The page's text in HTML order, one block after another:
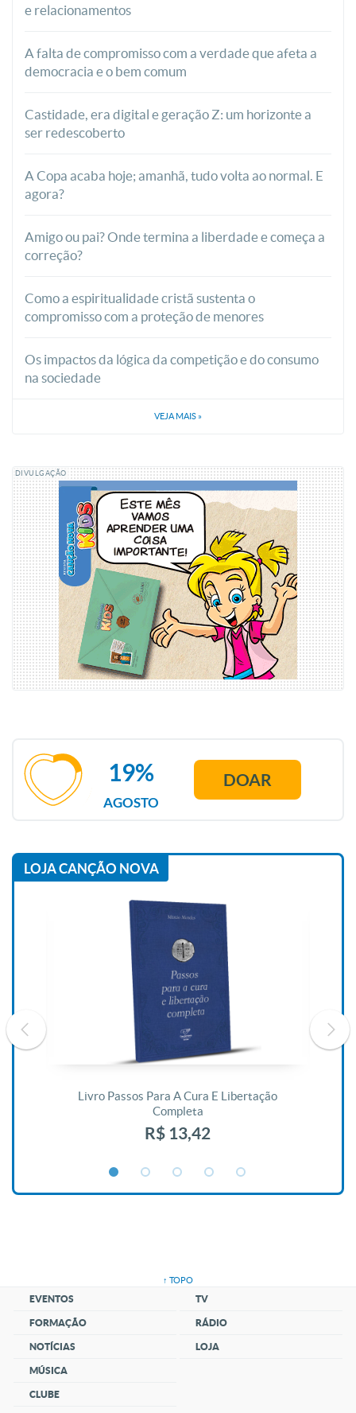
e relacionamentos
A falta de compromisso com a verdade que afeta a
democracia e o bem comum
Castidade, era digital e geração Z: um horizonte a
ser redescoberto
A Copa acaba hoje; amanhã, tudo volta ao normal. E
agora?
Amigo ou pai? Onde termina a liberdade e começa a
correção?
Como a espiritualidade cristã sustenta o
compromisso com a proteção de menores
Os impactos da lógica da competição e do consumo
na sociedade
VEJA MAIS »
DIVULGAÇÃO
AGOSTO
19% DOAR
LOJA CANÇÃO NOVA
Livro Passos Para A Cura E Libertação
Completa
R$ 13,42
↑ TOPO
EVENTOS
FORMAÇÃO
NOTÍCIAS
MÚSICA
CLUBE
TV
RÁDIO
LOJA